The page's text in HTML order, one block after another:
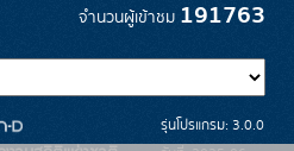
จำนวนผู้เข้าชม 191763
รุ่นโปรแกรม: 3.0.0